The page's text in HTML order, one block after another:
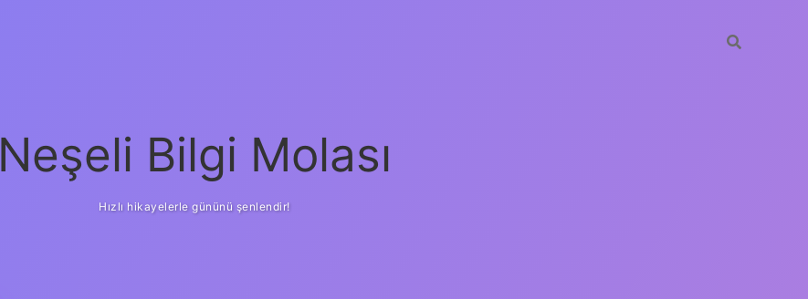
Neşeli Bilgi Molası
Hızlı hikayelerle gününü şenlendir!